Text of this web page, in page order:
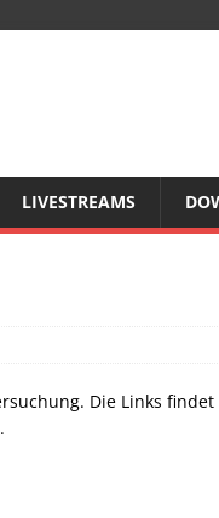
LIVESTREAMS
Die Links findet